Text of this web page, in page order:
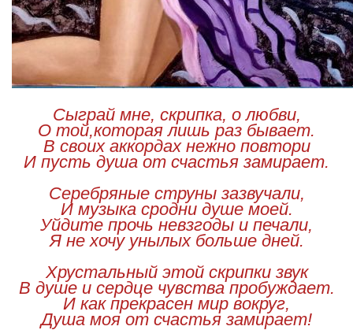
Сыграй мне, скрипка, о любви,
О той,которая лишь раз бывает.
В своих аккордах нежно повтори
И пусть душа от счастья замирает.
Серебряные струны зазвучали,
И музыка сродни душе моей.
Уйдите прочь невзгоды и печали,
Я не хочу унылых больше дней.
Хрустальный этой скрипки звук
В душе и сердце чувства пробуждает.
И как прекрасен мир вокруг,
Душа моя от счастья замирает!